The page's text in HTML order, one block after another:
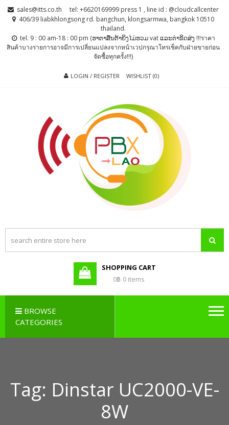
Skip
Skip sales@itts.co.th
tel: +6620169999 press 1 , line id : @cloudcallcenter
406/39 liabkhlongsong rd. bangchun, klongsarmwa, bangkok 10510
thailand.
tel. 9 : 00 am-18 : 00 pm (ຮາຕາສຶນຕ້າຍິງໄມ່ຮວມ vat ແລະຕ່າຂິດສ່ງ !!!ราคา
สินค้าบางรายการอาจมีการเปลี่ยนแปลงจากหน้าเวปกรุณาโทรเช็คกับฝ่ายขายก่อน
จัดซื้อทุกครั้ง!!!)
LOGIN / REGISTER WISHLIST (0)
PBX LAO, IP-
PBX LAO,
PABX LAO,
NETWORK
SHOPPING CART
0฿ 0 items
BROWSE
CATEGORIES
Tag: Dinstar UC2000-VE-
8W